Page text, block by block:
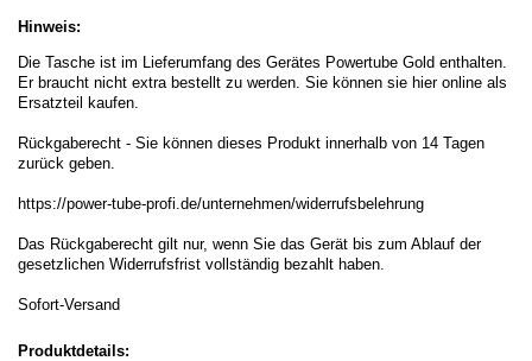
Hinweis:
Die Tasche ist im Lieferumfang des Gerätes Powertube Gold enthalten.
Er braucht nicht extra bestellt zu werden. Sie können sie hier online als
Ersatzteil kaufen.
Rückgaberecht - Sie können dieses Produkt innerhalb von 14 Tagen
zurück geben.
https://power-tube-profi.de/unternehmen/widerrufsbelehrung
Das Rückgaberecht gilt nur, wenn Sie das Gerät bis zum Ablauf der
gesetzlichen Widerrufsfrist vollständig bezahlt haben.
Sofort-Versand
Produktdetails: